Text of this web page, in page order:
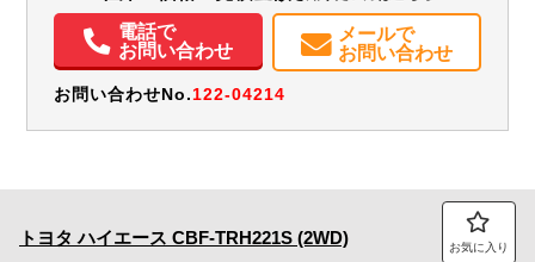
電話で
お問い合わせ
メールで
お問い合わせ
お問い合わせNo.122-04214
トヨタ ハイエース CBF-TRH221S (2WD) お気に入り